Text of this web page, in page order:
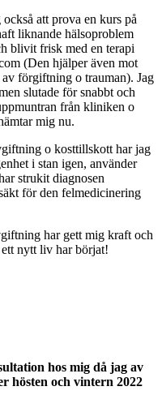
att prova en kurs på
liknande hälsoproblem
blivit frisk med en terapi
(Den hjälper även mot
förgiftning o trauman). Jag
slutade för snabbt och
från kliniken o
mig nu.
o kosttillskott har jag
i stan igen, använder
strukit diagnosen
för den felmedicinering
har gett mig kraft och
nytt liv har börjat!
hos mig då jag av
hösten och vintern 2022